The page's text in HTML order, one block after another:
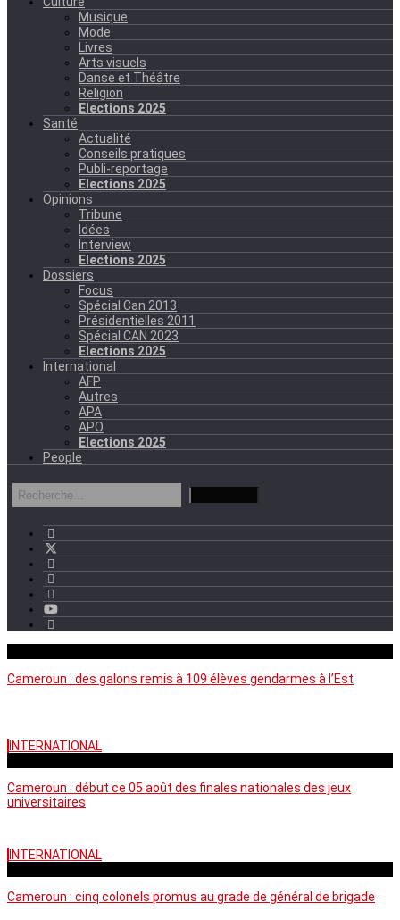
Musique
Mode
Livres
Arts visuels
Danse et Théâtre
Religion
Elections 2025
Santé
Actualité
Conseils pratiques
Publi-reportage
Elections 2025
Opinions
Tribune
Idées
Interview
Elections 2025
Dossiers
Focus
Spécial Can 2013
Présidentielles 2011
Spécial CAN 2023
Elections 2025
International
AFP
Autres
APA
APO
Elections 2025
People
Cameroun : des galons remis à 109 élèves gendarmes à l’Est
INTERNATIONAL
Cameroun : début ce 05 août des finales nationales des jeux
universitaires
INTERNATIONAL
Cameroun : cinq colonels promus au grade de général de brigade